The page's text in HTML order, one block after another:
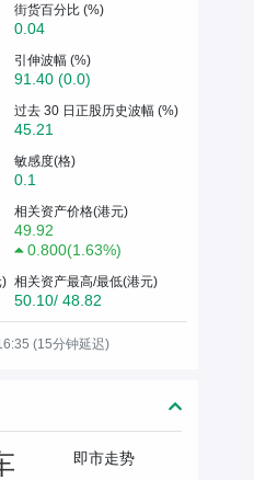
街货百分比 (%)
0.04
引伸波幅 (%)
91.40 (0.0)
过去 30 日正股历史波幅 (%)
45.21
敏感度(格)
0.1
相关资产价格(港元)
49.92
0.800(1.63%)
相关资产最高/最低(港元)
50.10/ 48.82
(15分钟延迟)
即市走势